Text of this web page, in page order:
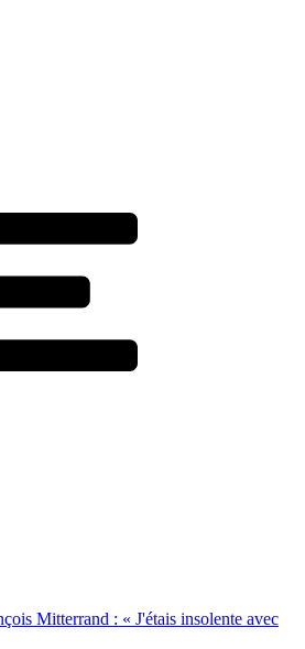
Mitterrand : « J'étais insolente avec